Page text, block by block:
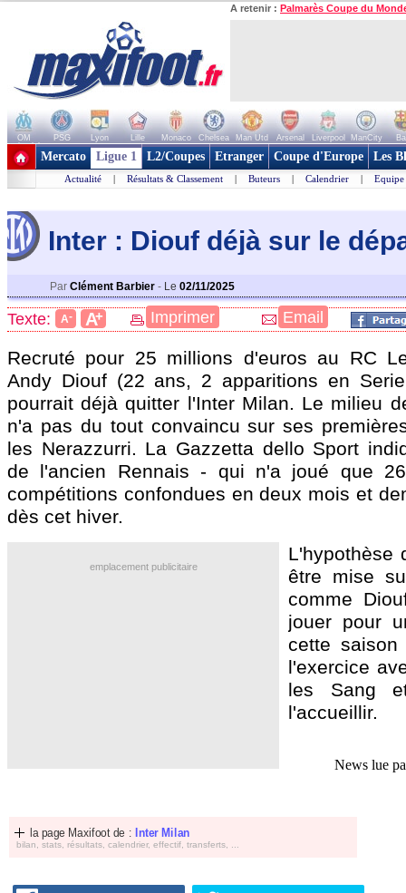
A retenir : Palmarès Coupe du
OM PSG Lyon Lille Monaco Chelsea Man Utd Arsenal Liverpool ManCity
+ de clubs
Mercato Ligue 1 L2/Coupes Etranger Coupe d'Europe Les
Actualité | Résultats & Classement | Buteurs | Calendrier | Equipe
Inter : Diouf déjà sur le
Par Clément Barbier - Le 02/11/2025
Texte: A- A+ Imprimer Email
Recruté pour 25 millions d'euros au RC
Andy Diouf(22 ans, 2 apparitions en
pourrait déjà quitter l'Inter Milan. Le milieu
n'a pas du tout convaincu sur ses
les Nerazzurri. La Gazzetta dello Sport
de l'ancien Rennais - qui n'a joué que
compétitions confondues en deux mois et
dès cet hiver.
emplacement publicitaire
L'hypothèse
être mise
comme
jouer pour
cette
l'exercice
les Sang
l'accueillir.
News lue
la page Maxifoot de : Inter Milan
bilan, stats, résultats, calendrier, effectif, transferts, ...